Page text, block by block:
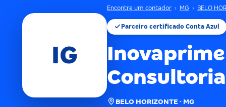
IG
Encontre um contador › MG › BELO
Parceiro certificado Conta Azul
Consultoria
BELO HORIZONTE · MG